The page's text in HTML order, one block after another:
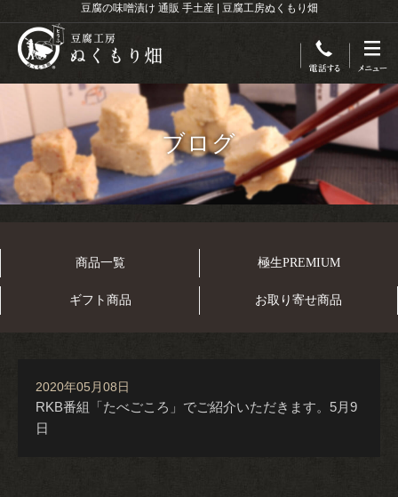
豆腐の味噌漬け 通販 手土産 | 豆腐工房ぬくもり畑
ブログ
商品一覧 極生PREMIUM
ギフト商品 お取り寄せ商品
2020年05月08日
RKB番組「たべごころ」でご紹介いただきます。5月9
日